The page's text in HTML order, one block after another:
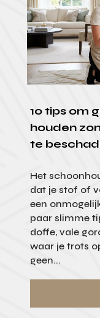
10 tips om
houden
te
Het
dat je stof of
een
paar slimme
doffe, vale
waar je trots
geen...